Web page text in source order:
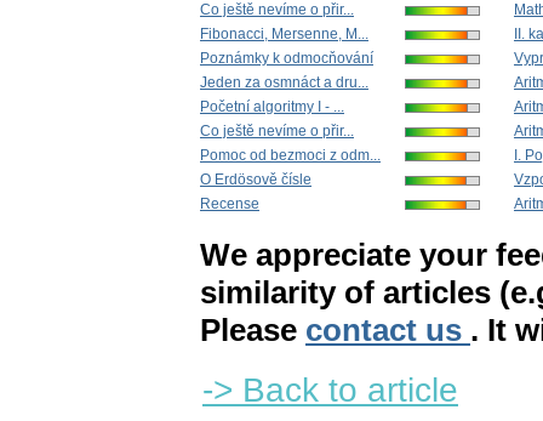
Co ještě nevíme o přir...
Fibonacci, Mersenne, M...
Poznámky k odmocňování
Jeden za osmnáct a dru...
Početní algoritmy I - ...
Co ještě nevíme o přir...
Pomoc od bezmoci z odm...
O Erdösově čísle
Recense
II.
I.
We appreciate your
similarity of articles
Please contact us . It
-> Back to article